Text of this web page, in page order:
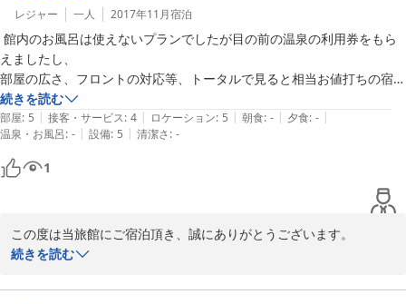
レジャー 一人 2017年11月宿泊
館内のお風呂は使えないプランでしたが目の前の温泉の利用券をもら
えましたし、
部屋の広さ、フロントの対応等、トータルで見ると相当お値打ちの宿だ
と思います。
続きを読む
部屋: 5 | 接客・サービス: 4 | ロケーション: 5 | 朝食: - | 夕食: - |
温泉・お風呂: - | 設備: 5 | 清潔さ: -
1
この度は当旅館にご宿泊頂き、誠にありがとうございます。
これからも皆様に愛される宿を目指し精進して参ります！
続きを読む